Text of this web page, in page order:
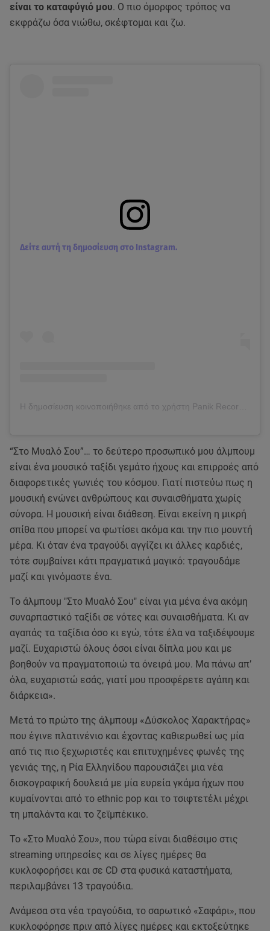
είναι το καταφύγιό μου. Ο πιο όμορφος τρόπος να
εκφράζω όσα νιώθω, σκέφτομαι και ζω.
Δείτε αυτή τη δημοσίευση στο Instagram.
“Στο Μυαλό Σου”… το δεύτερο προσωπικό μου άλμπουμ
είναι ένα μουσικό ταξίδι γεμάτο ήχους και επιρροές από
διαφορετικές γωνιές του κόσμου. Γιατί πιστεύω πως η
μουσική ενώνει ανθρώπους και συναισθήματα χωρίς
σύνορα. Η μουσική είναι διάθεση. Είναι εκείνη η μικρή
σπίθα που μπορεί να φωτίσει ακόμα και την πιο μουντή
μέρα. Κι όταν ένα τραγούδι αγγίζει κι άλλες καρδιές,
τότε συμβαίνει κάτι πραγματικά μαγικό: τραγουδάμε
μαζί και γινόμαστε ένα.
Το άλμπουμ "Στο Μυαλό Σου" είναι για μένα ένα ακόμη
συναρπαστικό ταξίδι σε νότες και συναισθήματα. Κι αν
αγαπάς τα ταξίδια όσο κι εγώ, τότε έλα να ταξιδέψουμε
μαζί. Ευχαριστώ όλους όσοι είναι δίπλα μου και με
βοηθούν να πραγματοποιώ τα όνειρά μου. Μα πάνω απ’
όλα, ευχαριστώ εσάς, γιατί μου προσφέρετε αγάπη και
διάρκεια».
Μετά το πρώτο της άλμπουμ «Δύσκολος Χαρακτήρας»
που έγινε πλατινένιο και έχοντας καθιερωθεί ως μία
από τις πιο ξεχωριστές και επιτυχημένες φωνές της
γενιάς της, η Ρία Ελληνίδου παρουσιάζει μια νέα
δισκογραφική δουλειά με μία ευρεία γκάμα ήχων που
κυμαίνονται από το ethnic pop και το τσιφτετέλι μέχρι
τη μπαλάντα και το ζεϊμπέκικο.
Το «Στο Μυαλό Σου», που τώρα είναι διαθέσιμο στις
streaming υπηρεσίες και σε λίγες ημέρες θα
κυκλοφορήσει και σε CD στα φυσικά καταστήματα,
περιλαμβάνει 13 τραγούδια.
Ανάμεσα στα νέα τραγούδια, το σαρωτικό «Σαφάρι», που
κυκλοφόρησε πριν από λίγες ημέρες και εκτοξεύτηκε